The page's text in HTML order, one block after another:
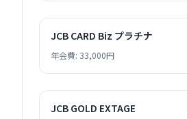
JCB CARD Biz プラチナ
年会費: 33,000円
JCB GOLD EXTAGE